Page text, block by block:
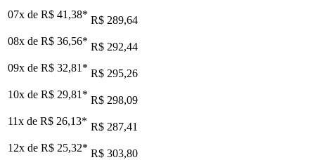
07x de R$ 41,38* R$ 289,64
08x de R$ 36,56* R$ 292,44
09x de R$ 32,81 * R$ 295,26
10x de R$ 29,81 * R$ 298,09
11x de R$ 26,13* R$ 287,41
12x de R$ 25,32* R$ 303,80